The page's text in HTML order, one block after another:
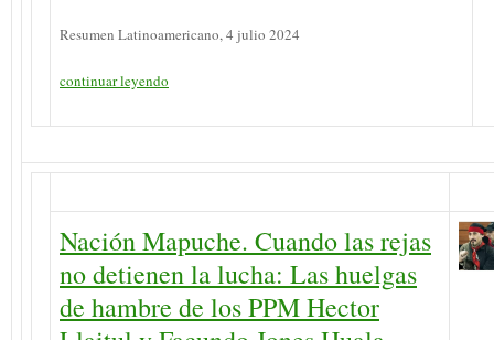
Resumen Latinoamericano, 4 julio 2024
continuar leyendo
Nación Mapuche. Cuando las rejas
no detienen la lucha: Las huelgas
de hambre de los PPM Hector